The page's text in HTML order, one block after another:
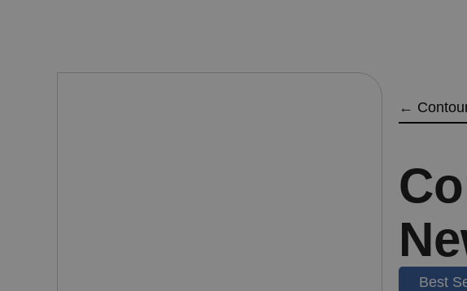
←
Best